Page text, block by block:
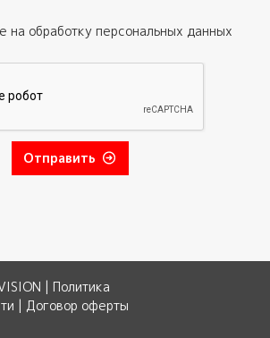
на обработку персональных данных
Отправить
| Политика
| Договор оферты